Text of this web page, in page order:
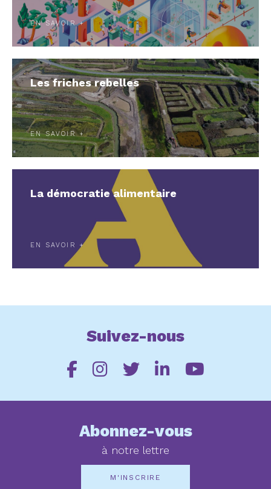
EN SAVOIR +
Les friches rebelles
EN SAVOIR +
La démocratie alimentaire
EN SAVOIR +
Suivez-nous
Abonnez-vous
à notre lettre
M'INSCRIRE